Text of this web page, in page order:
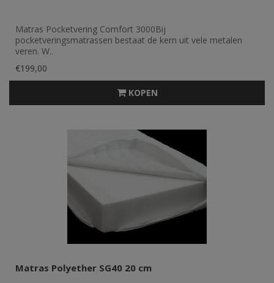
Matras Pocketvering Comfort 3000Bij
pocketveringsmatrassen bestaat de kern uit vele metalen
veren. W..
€199,00
KOPEN
Matras Polyether SG40 20 cm